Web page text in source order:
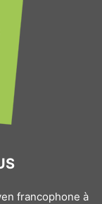
francophone à